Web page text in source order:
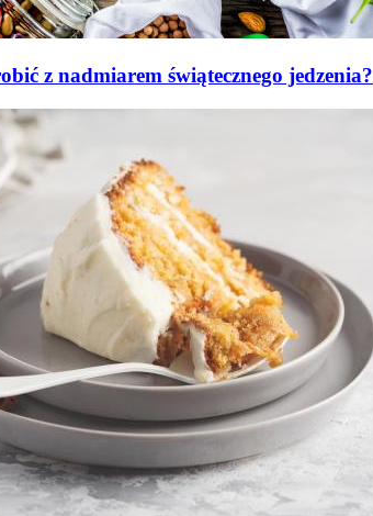
z nadmiarem świątecznego jedzenia?